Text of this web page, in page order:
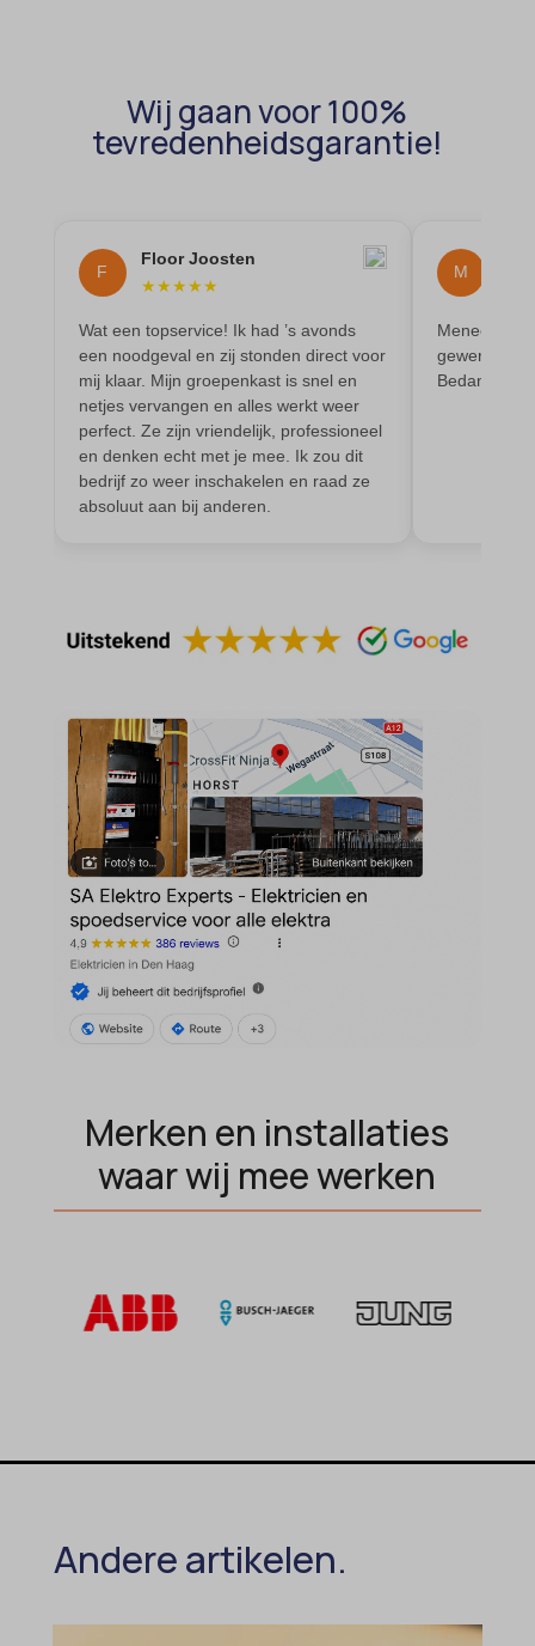
Wij gaan voor 100%
tevredenheidsgarantie!
F
Floor Joosten
★★★★★
Wat een topservice! Ik had ’s avonds
een noodgeval en zij stonden direct voor
mij klaar. Mijn groepenkast is snel en
netjes vervangen en alles werkt weer
perfect. Ze zijn vriendelijk, professioneel
en denken echt met je mee. Ik zou dit
bedrijf zo weer inschakelen en raad ze
absoluut aan bij anderen.
M
Meneer
gewerkt en
Bedankt
Merken en installaties
waar wij mee werken
Andere artikelen.
et-pb-recent-items-font_family
gdpr_consent
intercom-id-*
OptanonConsent
sessionId
timezone
wordpress_logged_in_*
wp-settings-time-*
blocksy_cookies_consent_accepted
cb-enabled
cc_cookie_accept
cli_cookie_consent
cookie_permission_granted
cookies_accepted
cookiesEnabled
euCookie
ext_name
ezTOC_hidetoc-0
fs-cc
hide-*
i18next
kconsent
MicrosoftApplicationsTelemetryFirstLaunchTime
OptanonAlertBoxClosed
SameSite
twCookieConsent